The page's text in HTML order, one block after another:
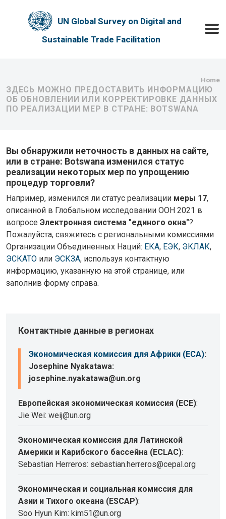
UN Global Survey on Digital and
Sustainable Trade Facilitation
Home
ЗДЕСЬ МОЖНО ПРЕДОСТАВИТЬ ИНФОРМАЦИЮ
ОБ ОБНОВЛЕНИИ ИЛИ КОРРЕКТИРОВКЕ ДАННЫХ
ПО РЕАЛИЗАЦИИ МЕР В СТРАНЕ: BOTSWANA
Вы обнаружили неточность в данных на сайте,
или в стране: Botswana изменился статус
реализации некоторых мер по упрощению
процедур торговли?
Например, изменился ли статус реализации меры 17,
описанной в Глобальном исследовании ООН 2021 в
вопросе Электронная система "единого окна"?
Пожалуйста, свяжитесь с региональными комиссиями
Организации Объединенных Наций: ЕКА, ЕЭК, ЭКЛАК,
ЭСКАТО или ЭСКЗА, используя контактную
информацию, указанную на этой странице, или
заполнив форму справа.
Контактные данные в регионах
Экономическая комиссия для Африки (ECA):
Josephine Nyakatawa:
josephine.nyakatawa@un.org
Европейская экономическая комиссия (ECE):
Jie Wei: weij@un.org
Экономическая комиссия для Латинской
Америки и Карибского бассейна (ECLAC):
Sebastian Herreros: sebastian.herreros@cepal.org
Экономическая и социальная комиссия для
Азии и Тихого океана (ESCAP):
Soo Hyun Kim: kim51@un.org